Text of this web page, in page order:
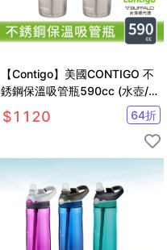
【Contigo】美國CONTIGO 不
銹鋼保溫吸管瓶590cc (水壺/水
壺/汽車杯)
$1120 64折